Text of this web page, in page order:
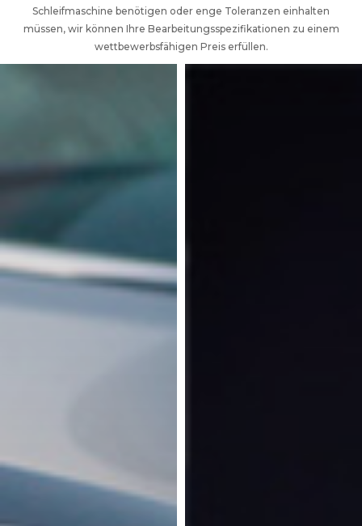
Schleifmaschine benötigen oder enge Toleranzen einhalten
müssen, wir können Ihre Bearbeitungsspezifikationen zu einem
wettbewerbsfähigen Preis erfüllen.